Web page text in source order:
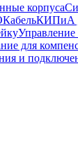
корпуса
КабельКИПиА
Управление
для
и